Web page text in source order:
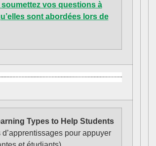
vos questions à
sont abordées lors de
Types to Help Students
pour appuyer